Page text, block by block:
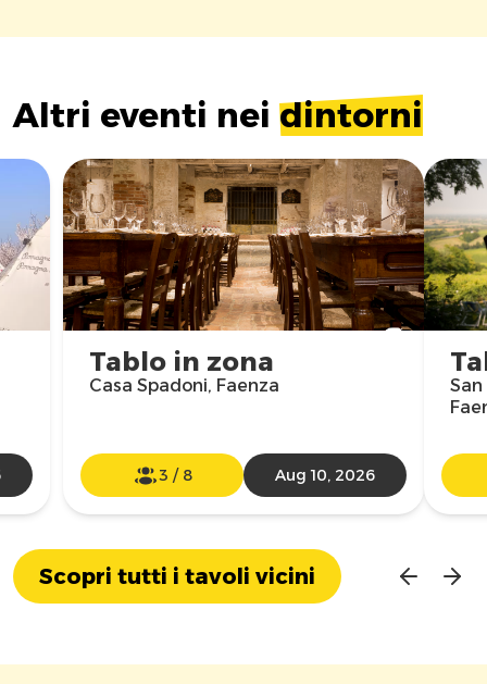
Altri eventi nei dintorni
Tablo in zona
Casa Spadoni, Faenza
3 / 8 Aug 10, 2026
Scopri tutti i tavoli vicini